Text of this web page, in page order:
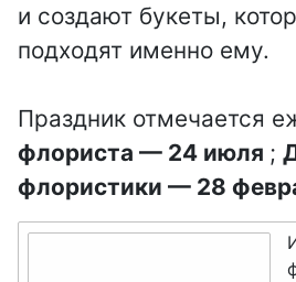
учителя
День
психиатра
День
страховщик
День
инкассатора
альпиниста
День
и создают букеты,
подходят именно ему.
Праздник отмечается
флориста — 24 июля ;
флористики — 28